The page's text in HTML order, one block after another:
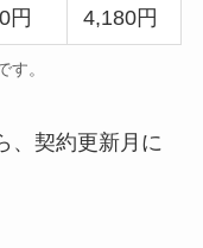
円 4,180円
。
、契約更新月に